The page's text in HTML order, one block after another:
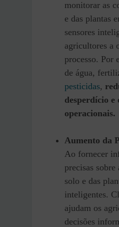
monitorar as
e das plantas
sensores
agricultores a
processo. Por
de água,
pesticidas,
desperdício e
operacionais.
Aumento da
Ao fornecer
precisas sobre
solo e das
inteligentes.
ajudam os
decisões